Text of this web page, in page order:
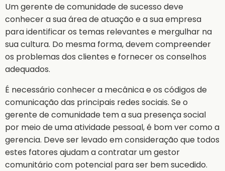
Um gerente de comunidade de sucesso deve
conhecer a sua área de atuação e a sua empresa
para identificar os temas relevantes e mergulhar na
sua cultura. Do mesma forma, devem compreender
os problemas dos clientes e fornecer os conselhos
adequados.
É necessário conhecer a mecânica e os códigos de
comunicação das principais redes sociais. Se o
gerente de comunidade tem a sua presença social
por meio de uma atividade pessoal, é bom ver como a
gerencia. Deve ser levado em consideração que todos
estes fatores ajudam a contratar um gestor
comunitário com potencial para ser bem sucedido.